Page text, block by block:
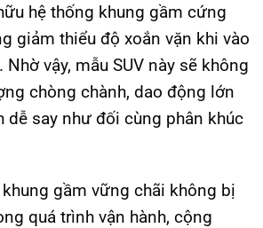
hệ thống khung gầm cứng
giảm thiểu độ xoắn vặn khi vào
vậy, mẫu SUV này sẽ không
chòng chành, dao động lớn
dễ say như đối cùng phân khúc
gầm vững chãi không bị
quá trình vận hành, cộng